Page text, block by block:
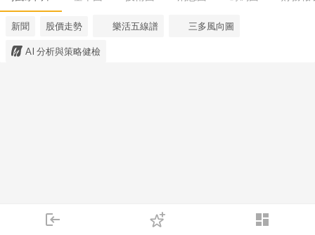
login dashboard
下單
新聞 股價走勢 樂活五線譜 三多風向圖
AI 分析與策略健檢